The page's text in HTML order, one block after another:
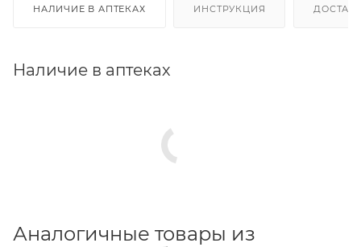
НАЛИЧИЕ В АПТЕКАХ ИНСТРУКЦИЯ
Наличие в аптеках
Аналогичные товары из